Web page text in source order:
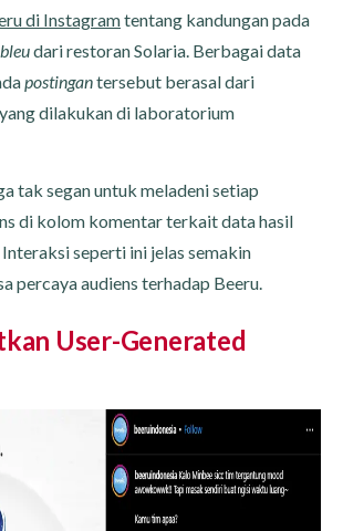
di Instagramtentang kandungan pada
dari restoran Solaria. Berbagai data
postingantersebut berasal dari
dilakukan di laboratorium
tak segan untuk meladeni setiap
di kolom komentar terkait data hasil
seperti ini jelas semakin
percaya audiens terhadap Beeru.
User-Generated